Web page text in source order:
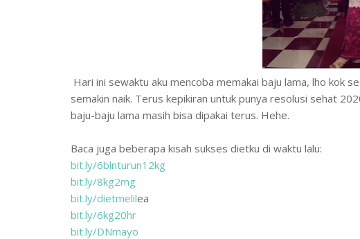
Hari ini sewaktu aku mencoba memakai baju lama, lho kok
semakin naik. Terus kepikiran untuk punya resolusi sehat
baju-baju lama masih bisa dipakai terus. Hehe.
Baca juga beberapa kisah sukses dietku di waktu lalu:
bit.ly/6blnturun12kg
bit.ly/8kg2mg
bit.ly/dietmelilea
bit.ly/6kg20hr
bit.ly/DNmayo